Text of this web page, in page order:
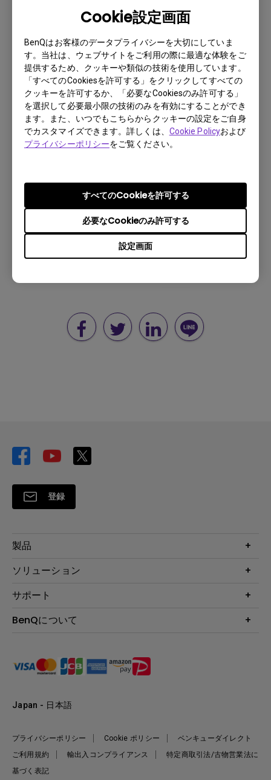
Cookie設定画面
BenQはお客様のデータプライバシーを大切にしていま
す。当社は、ウェブサイトをご利用の際に最適な体験をご
提供するため、クッキーや類似の技術を使用しています。
「すべてのCookiesを許可する」をクリックしてすべての
クッキーを許可するか、「必要なCookiesのみ許可する」
を選択して必要最小限の技術のみを有効にすることができ
ます。また、いつでもこちらからクッキーの設定をご自身
でカスタマイズできます。詳しくは、 Cookie Policyおよび
プライバシーポリシーをご覧ください。
設定画面
必要なCookieのみ許可する
すべてのCookieを許可する
HDR対応モデルの「HT2550M」を
2019年5月30日より発売いたしま
す。
05-16-2019
登録
製品
プロジェクター
照明
Webカメラ
ソリューション
ビジネス向け
知識ページ
AQCOLOR
e-Sports
サポート
サポート
製品保守サービス終了のご案内
BenQについて
リーダーシップ
ニュース
プライバシーポリシー Cookie ポリシー
ベンキューダイレクト
ご利用規約
輸出入コンプライアンス
特定商取引法/古物営業法に
基づく表記
Japan - 日本語